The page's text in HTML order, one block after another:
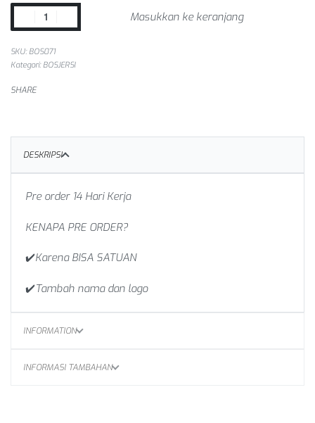
Masukkan ke keranjang
SKU: BOS071
Kategori: BOSJERSI
SHARE
DESKRIPSI
Pre order 14 Hari Kerja
KENAPA PRE ORDER?
✔️Karena BISA SATUAN
✔️Tambah nama dan logo
INFORMATION
INFORMASI TAMBAHAN